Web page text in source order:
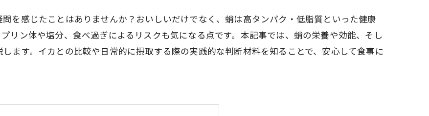
を感じたことはありませんか？おいしいだけでなく、蛸は高タンパク・低脂質といった健康
リン体や塩分、食べ過ぎによるリスクも気になる点です。本記事では、蛸の栄養や効能、そし
ます。イカとの比較や日常的に摂取する際の実践的な判断材料を知ることで、安心して食事に